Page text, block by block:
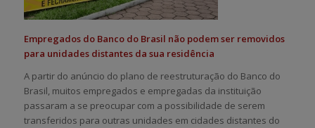
Empregados do Banco do Brasil não podem ser removidos
para unidades distantes da sua residência
A partir do anúncio do plano de reestruturação do Banco do
Brasil, muitos empregados e empregadas da instituição
passaram a se preocupar com a possibilidade de serem
transferidos para outras unidades em cidades distantes do